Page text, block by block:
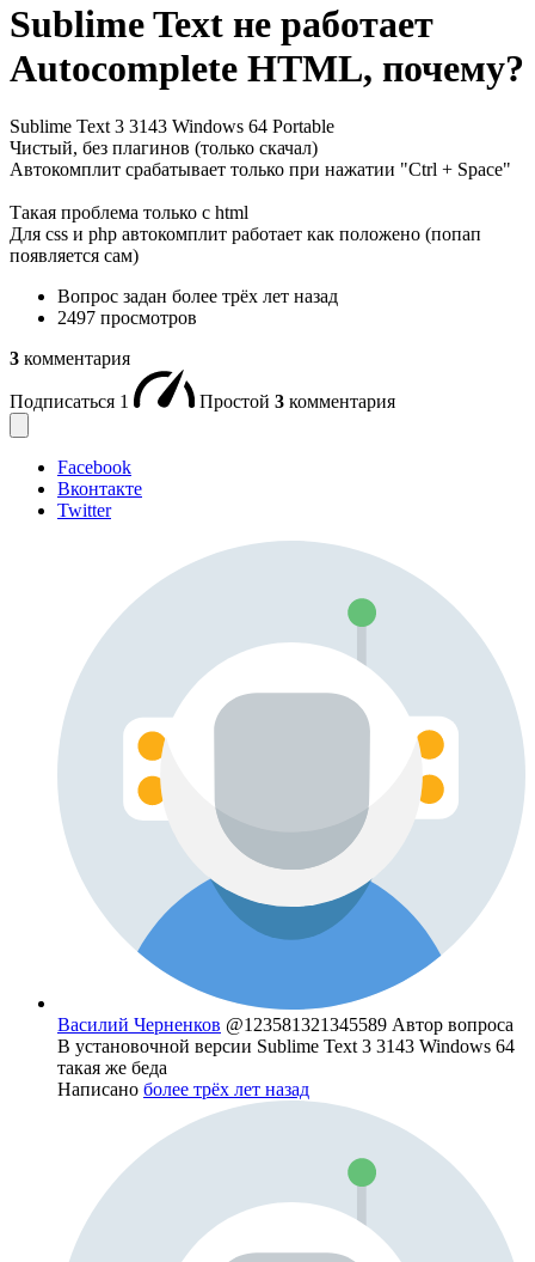
Sublime Text не работает
Autocomplete HTML, почему?
Sublime Text 3 3143 Windows 64 Portable
Чистый, без плагинов (только скачал)
Автокомплит срабатывает только при нажатии "Ctrl + Space"
Такая проблема только с html
Для css и php автокомплит работает как положено (попап
появляется сам)
Вопрос задан более трёх лет назад
2497 просмотров
3 комментария
Подписаться 1 Простой 3 комментария
Facebook
Вконтакте
Twitter
Василий Черненков @123581321345589 Автор вопроса
В установочной версии Sublime Text 3 3143 Windows 64
такая же беда
Написано более трёх лет назад